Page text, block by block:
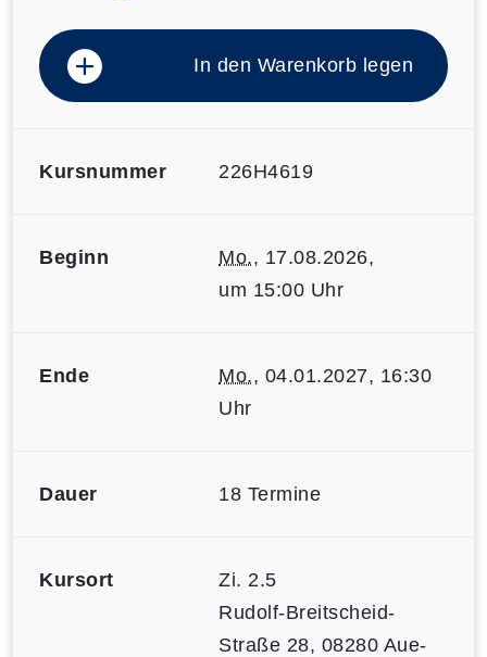
In den Warenkorb legen
Kursnummer 226H4619
Beginn Mo., 17.08.2026,
um 15:00 Uhr
Ende Mo., 04.01.2027, 16:30
Uhr
Dauer 18 Termine
Kursort
Zi. 2.5
Rudolf-Breitscheid-
Straße 28, 08280 Aue-